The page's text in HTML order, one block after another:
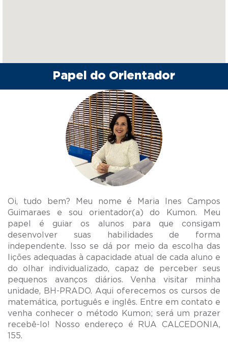
Papel do Orientador
Oi, tudo bem? Meu nome é Maria Ines Campos
Guimaraes e sou orientador(a) do Kumon. Meu
papel é guiar os alunos para que consigam
desenvolver suas habilidades de forma
independente. Isso se dá por meio da escolha das
lições adequadas à capacidade atual de cada aluno e
do olhar individualizado, capaz de perceber seus
pequenos avanços diários. Venha visitar minha
unidade, BH-PRADO. Aqui oferecemos os cursos de
matemática, português e inglês. Entre em contato e
venha conhecer o método Kumon; será um prazer
recebê-lo! Nosso endereço é RUA CALCEDONIA,